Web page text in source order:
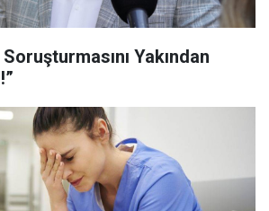
Yakından